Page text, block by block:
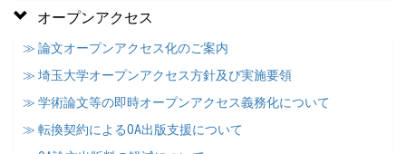
オープンアクセス
≫ 論文オープンアクセス化のご案内
≫ 埼玉大学オープンアクセス方針及び実施要領
≫ 学術論文等の即時オープンアクセス義務化について
≫ 転換契約によるOA出版支援について